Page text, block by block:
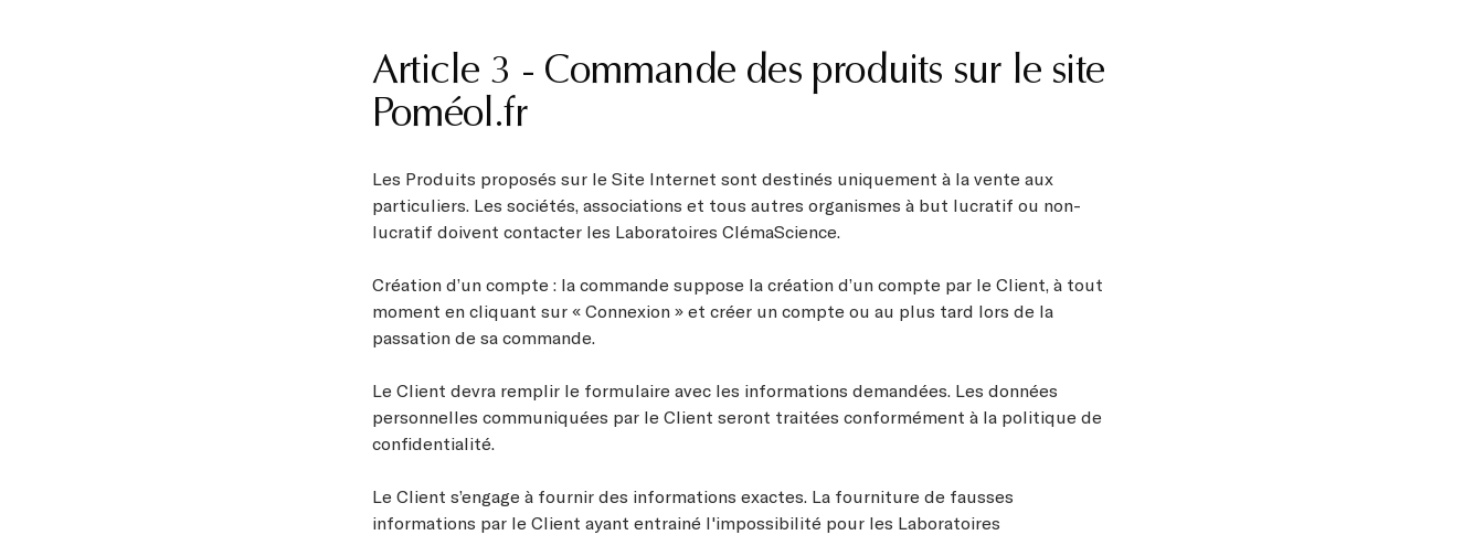
Article 3 - Commande des produits sur le site
Poméol.fr
Les Produits proposés sur le Site Internet sont destinés uniquement à la vente aux
particuliers. Les sociétés, associations et tous autres organismes à but lucratif ou non-
lucratif doivent contacter les Laboratoires ClémaScience.
Création d’un compte : la commande suppose la création d’un compte par le Client, à tout
moment en cliquant sur « Connexion » et créer un compte ou au plus tard lors de la
passation de sa commande.
Le Client devra remplir le formulaire avec les informations demandées. Les données
personnelles communiquées par le Client seront traitées conformément à la politique de
confidentialité.
Le Client s’engage à fournir des informations exactes. La fourniture de fausses
informations par le Client ayant entrainé l'impossibilité pour les Laboratoires